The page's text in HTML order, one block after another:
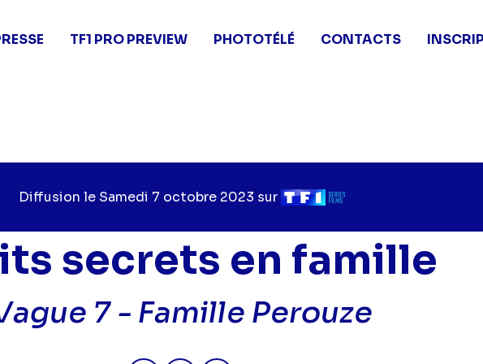
TF1 PRO PREVIEW PHOTOTÉLÉ CONTACTS
Diffusion le Jour
diffusion
Samedi 7 octobre 2023 sur Chaîne
diffusion
secrets en famille
7 - Famille Perouze